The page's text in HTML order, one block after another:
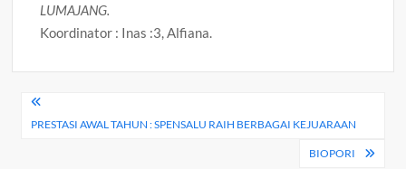
LUMAJANG.
Koordinator : Inas :3, Alfiana.
Navigasi
pos
PRESTASI AWAL TAHUN : SPENSALU RAIH BERBAGAI KEJUARAAN
BIOPORI